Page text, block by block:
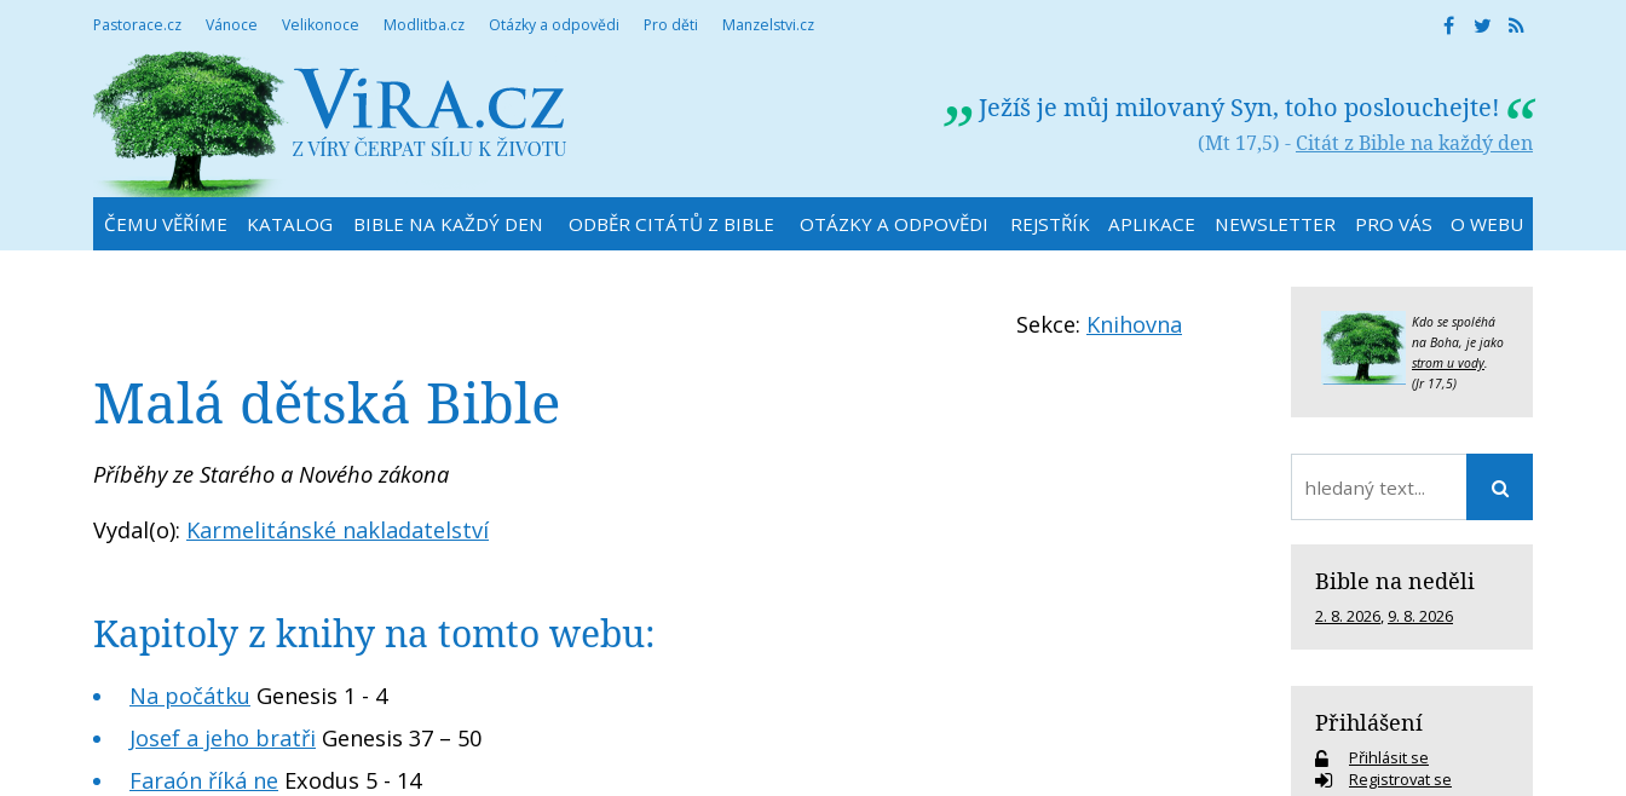
Pastorace.cz Vánoce Velikonoce Modlitba.cz Otázky a odpovědi Pro děti Manzelstvi.cz
Ježíš je můj milovaný Syn, toho poslouchejte!
(Mt 17,5) - Citát z Bible na každý den
ČEMU VĚŘÍME KATALOG BIBLE NA KAŽDÝ DEN ODBĚR CITÁTŮ Z BIBLE OTÁZKY A ODPOVĚDI REJSTŘÍK APLIKACE NEWSLETTER PRO VÁS O WEBU
Sekce: Knihovna
Malá dětská Bible
Příběhy ze Starého a Nového zákona
Vydal(o): Karmelitánské nakladatelství
Kapitoly z knihy na tomto webu:
Na počátku Genesis 1 - 4
Josef a jeho bratři Genesis 37 – 50
Faraón říká ne Exodus 5 - 14
Kdo se spoléhá
na Boha, je jako
strom u vody.
(Jr 17,5)
Bible na neděli
2. 8. 2026, 9. 8. 2026
Přihlášení
Přihlásit se
Registrovat se